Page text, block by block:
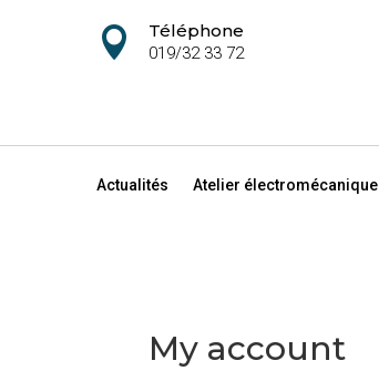
 Téléphone
019/32 33 72
Actualités Atelier électromécanique
My account